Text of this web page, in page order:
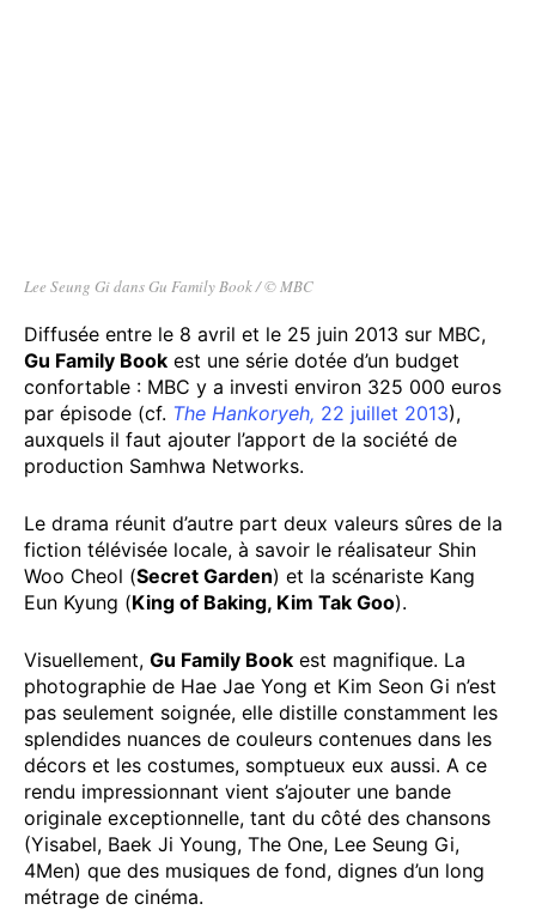
Lee Seung Gi dans Gu Family Book / © MBC
Diffusée entre le 8 avril et le 25 juin 2013 sur MBC,
Gu Family Book est une série dotée d’un budget
confortable : MBC y a investi environ 325 000 euros
par épisode (cf. The Hankoryeh, 22 juillet 2013),
auxquels il faut ajouter l’apport de la société de
production Samhwa Networks.
Le drama réunit d’autre part deux valeurs sûres de la
fiction télévisée locale, à savoir le réalisateur Shin
Woo Cheol (Secret Garden) et la scénariste Kang
Eun Kyung (King of Baking, Kim Tak Goo).
Visuellement, Gu Family Book est magnifique. La
photographie de Hae Jae Yong et Kim Seon Gi n’est
pas seulement soignée, elle distille constamment les
splendides nuances de couleurs contenues dans les
décors et les costumes, somptueux eux aussi. A ce
rendu impressionnant vient s’ajouter une bande
originale exceptionnelle, tant du côté des chansons
(Yisabel, Baek Ji Young, The One, Lee Seung Gi,
4Men) que des musiques de fond, dignes d’un long
métrage de cinéma.